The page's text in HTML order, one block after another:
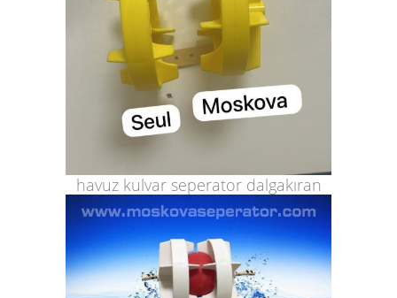
havuz kulvar seperator dalgakıran